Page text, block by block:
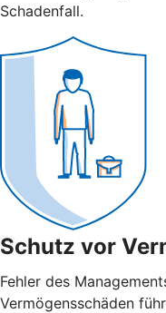
Schadenfall.
Schutz vor
Fehler des
Vermögensschäden